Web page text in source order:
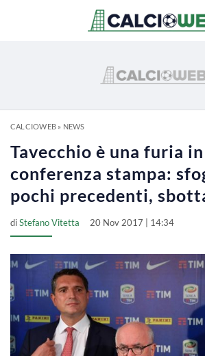
CALCIOWEB» NEWS
Tavecchio è una furia in
conferenza stampa:
pochi precedenti,
diStefano Vitetta 20 Nov 2017 | 14:34